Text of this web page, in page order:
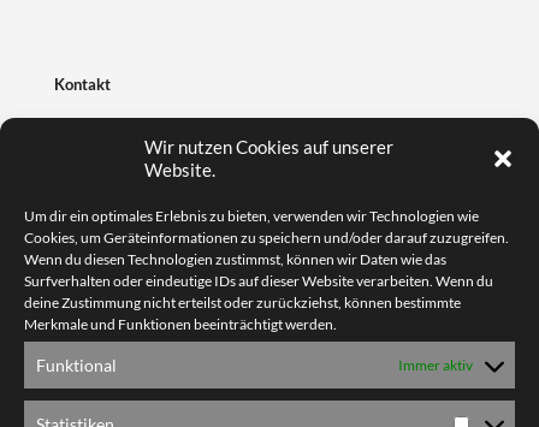
Wir nutzen Cookies auf unserer
Website.
Um dir ein optimales Erlebnis zu bieten, verwenden wir Technologien wie
Cookies, um Geräteinformationen zu speichern und/oder darauf zuzugreifen.
Wenn du diesen Technologien zustimmst, können wir Daten wie das
Surfverhalten oder eindeutige IDs auf dieser Website verarbeiten. Wenn du
deine Zustimmung nicht erteilst oder zurückziehst, können bestimmte
Merkmale und Funktionen beeinträchtigt werden.
Funktional Immer aktiv
Kontakt
Friedrich GmbH
08315 Lauter-Bernsbach
+49 (0) 3774-17484-55
info@acero-welt.de